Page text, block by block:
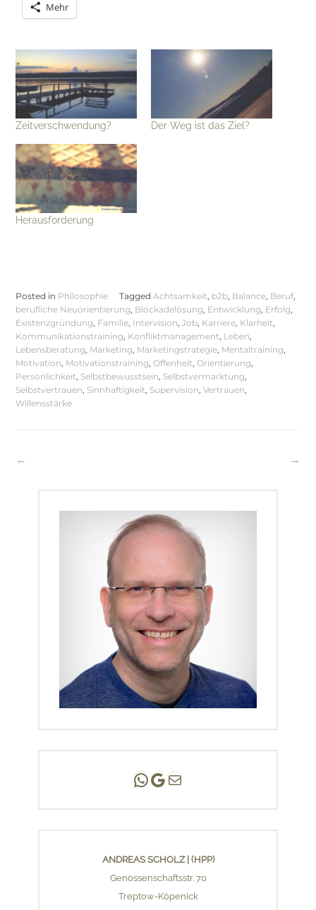
Mehr
Zeitverschwendung? Der Weg ist das Ziel?
Herausforderung
Posted in Philosophie TaggedAchtsamkeit, b2b, Balance, Beruf,
berufliche Neuorientierung, Blockadelösung, Entwicklung, Erfolg,
Existenzgründung, Familie, Intervision,Job, Karriere, Klarheit,
Kommunikationstraining, Konfliktmanagement, Leben,
Lebensberatung, Marketing, Marketingstrategie, Mentaltraining,
Motivation, Motivationstraining,Offenheit,Orientierung,
Persönlichkeit, Selbstbewusstsein, Selbstvermarktung,
Selbstvertrauen, Sinnhaftigkeit, Supervision,Vertrauen,
Willensstärke
Beitragsnavigation
Andreas Scholz | (HPP)
Praxis Adlershof
E-Mail an mich ...
ANDREAS SCHOLZ | (HPP)
Genossenschaftsstr. 70
Treptow-Köpenick